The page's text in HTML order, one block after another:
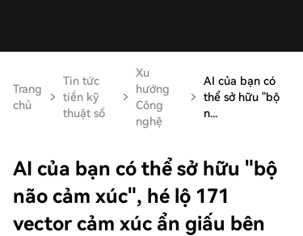
Trang
chủ
Tin tức
tiền kỹ
thuật số
Xu
hướng
Công
nghệ
AI của bạn có
thể sở hữu "bộ
n...
AI của bạn có thể sở hữu "bộ
não cảm xúc", hé lộ 171
vector cảm xúc ẩn giấu bên